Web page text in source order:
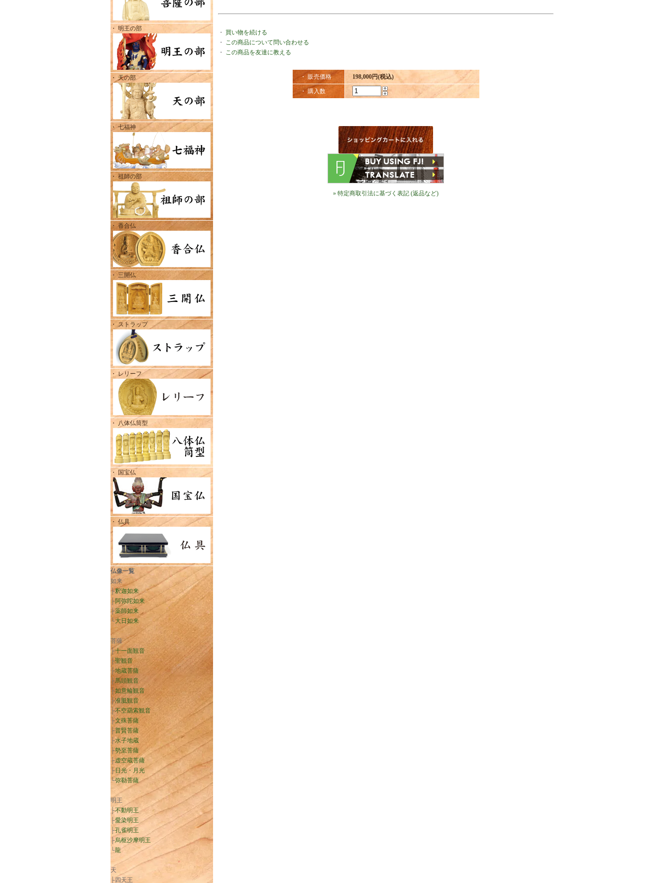
・ 明王の部
・ 天の部
・ 七福神
・ 祖師の部
・ 香合仏
・ 三開仏
・ ストラップ
・ レリーフ
・ 八体仏筒型
・ 国宝仏
・ 仏具
仏像一覧
如来
├釈迦如来
├阿弥陀如来
├薬師如来
└大日如来
菩薩
├十一面観音
├聖観音
├地蔵菩薩
├馬頭観音
├如意輪観音
├准胝観音
├不空羂索観音
├文殊菩薩
├普賢菩薩
├水子地蔵
├勢至菩薩
├虚空蔵菩薩
├日光・月光
└弥勒菩薩
明王
├不動明王
├愛染明王
├孔雀明王
├烏枢沙摩明王
└龍
天
├四天王
・ 買い物を続ける
・ この商品について問い合わせる
・ この商品を友達に教える
・ 販売価格 198,000円(税込)
・ 購入数
» 特定商取引法に基づく表記 (返品など)